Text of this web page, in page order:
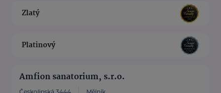
Zlatý
Platinový
Amfion sanatorium, s.r.o.